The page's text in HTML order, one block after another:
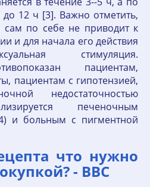
12 ч [3]. Важно отметить,
сам по себе не приводит к
и для начала его действия
стимуляция.
пациентам,
пациентам с гипотензией,
недостаточностью
печеночным
и больным с пигментной
что нужно
- BBC